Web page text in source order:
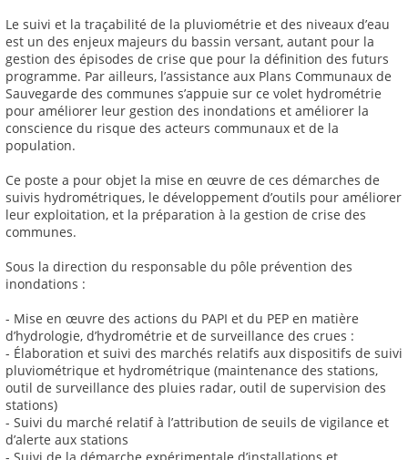
Le suivi et la traçabilité de la pluviométrie et des niveaux d’eau
est un des enjeux majeurs du bassin versant, autant pour la
gestion des épisodes de crise que pour la définition des futurs
programme. Par ailleurs, l’assistance aux Plans Communaux de
Sauvegarde des communes s’appuie sur ce volet hydrométrie
pour améliorer leur gestion des inondations et améliorer la
conscience du risque des acteurs communaux et de la
population.
Ce poste a pour objet la mise en œuvre de ces démarches de
suivis hydrométriques, le développement d’outils pour améliorer
leur exploitation, et la préparation à la gestion de crise des
communes.
Sous la direction du responsable du pôle prévention des
inondations :
- Mise en œuvre des actions du PAPI et du PEP en matière
d’hydrologie, d’hydrométrie et de surveillance des crues :
- Élaboration et suivi des marchés relatifs aux dispositifs de suivi
pluviométrique et hydrométrique (maintenance des stations,
outil de surveillance des pluies radar, outil de supervision des
stations)
- Suivi du marché relatif à l’attribution de seuils de vigilance et
d’alerte aux stations